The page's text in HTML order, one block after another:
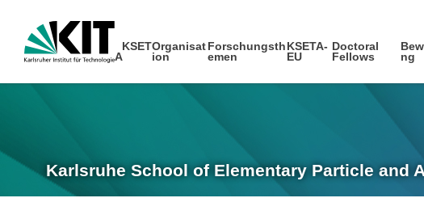
KSET
A
Organisat
ion
Forschungsth
emen
KSETA-
EU
Doctoral
Fellows
ng
Karlsruhe School of Elementary Particle and